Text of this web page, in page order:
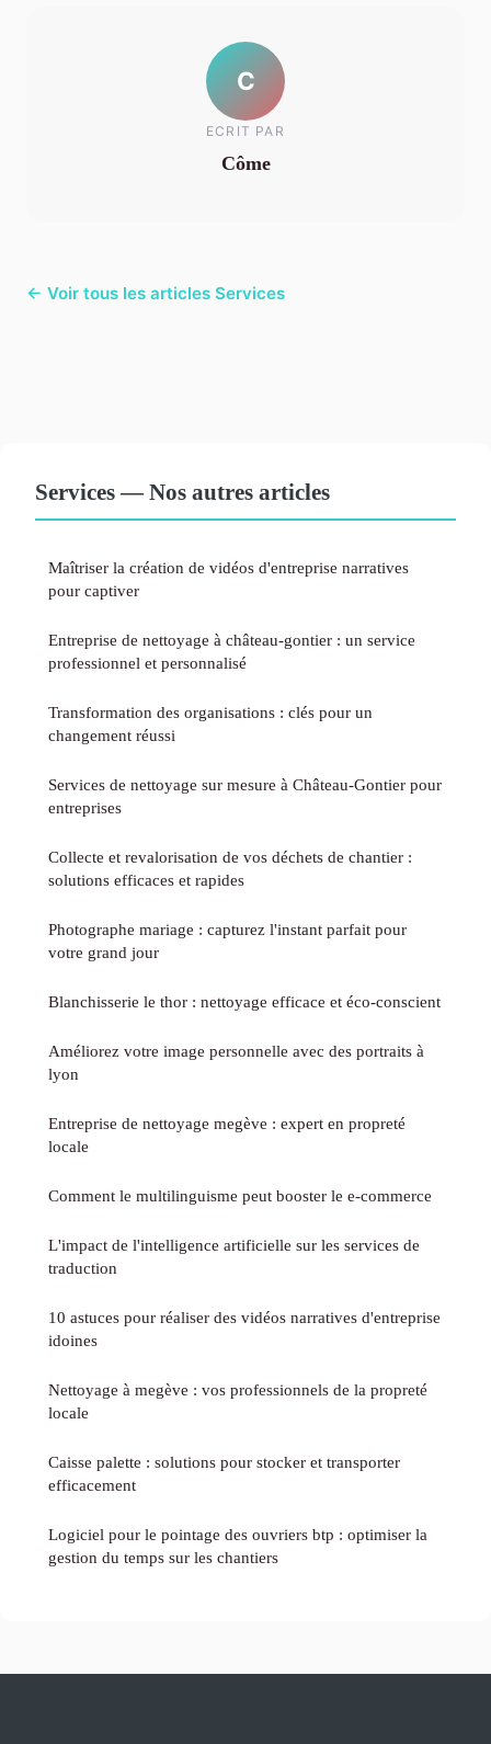
C
ECRIT PAR
Côme
← Voir tous les articles Services
Services — Nos autres articles
Maîtriser la création de vidéos d'entreprise narratives
pour captiver
Entreprise de nettoyage à château-gontier : un service
professionnel et personnalisé
Transformation des organisations : clés pour un
changement réussi
Services de nettoyage sur mesure à Château-Gontier pour
entreprises
Collecte et revalorisation de vos déchets de chantier :
solutions efficaces et rapides
Photographe mariage : capturez l'instant parfait pour
votre grand jour
Blanchisserie le thor : nettoyage efficace et éco-conscient
Améliorez votre image personnelle avec des portraits à
lyon
Entreprise de nettoyage megève : expert en propreté
locale
Comment le multilinguisme peut booster le e-commerce
L'impact de l'intelligence artificielle sur les services de
traduction
10 astuces pour réaliser des vidéos narratives d'entreprise
idoines
Nettoyage à megève : vos professionnels de la propreté
locale
Caisse palette : solutions pour stocker et transporter
efficacement
Logiciel pour le pointage des ouvriers btp : optimiser la
gestion du temps sur les chantiers